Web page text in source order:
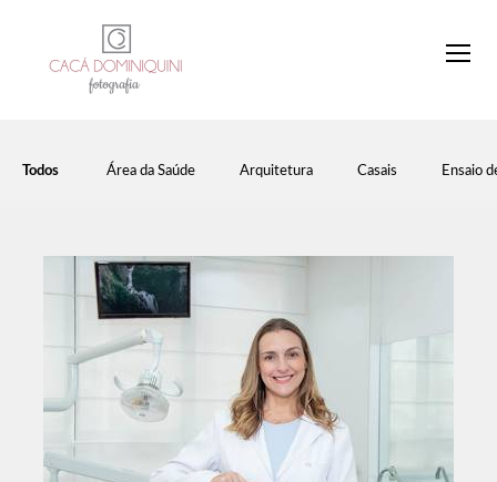
Todos Área da Saúde Arquitetura Casais Ensaio